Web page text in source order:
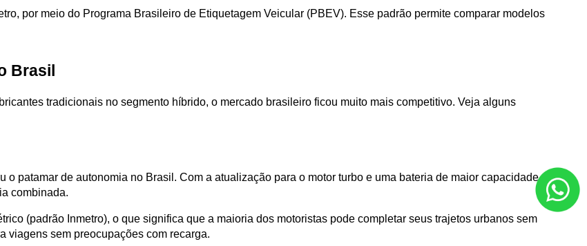
por meio do Programa Brasileiro de Etiquetagem Veicular (PBEV). Esse padrão permite comparar modelos
Brasil
tradicionais no segmento híbrido, o mercado brasileiro ficou muito mais competitivo. Veja alguns
o patamar de autonomia no Brasil. Com a atualização para o motor turbo e uma bateria de maior capacidade, o
combinada.
(padrão Inmetro), o que significa que a maioria dos motoristas pode completar seus trajetos urbanos sem
viagens sem preocupações com recarga.